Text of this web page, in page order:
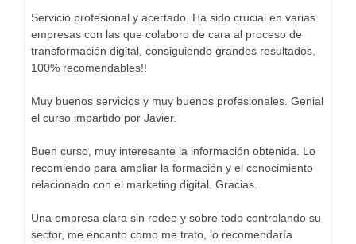
Servicio profesional y acertado. Ha sido crucial en varias
empresas con las que colaboro de cara al proceso de
transformación digital, consiguiendo grandes resultados.
100% recomendables!!
Muy buenos servicios y muy buenos profesionales. Genial
el curso impartido por Javier.
Buen curso, muy interesante la información obtenida. Lo
recomiendo para ampliar la formación y el conocimiento
relacionado con el marketing digital. Gracias.
Una empresa clara sin rodeo y sobre todo controlando su
sector, me encanto como me trato, lo recomendaría